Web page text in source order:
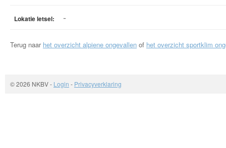
Lokatie letsel: -
Terug naar het overzicht alpiene ongevallen of het overzicht sportklim
© 2026 NKBV- Login - Privacyverklaring